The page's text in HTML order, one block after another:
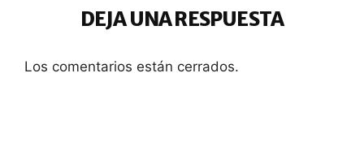
DEJA UNA RESPUESTA
Los comentarios están cerrados.